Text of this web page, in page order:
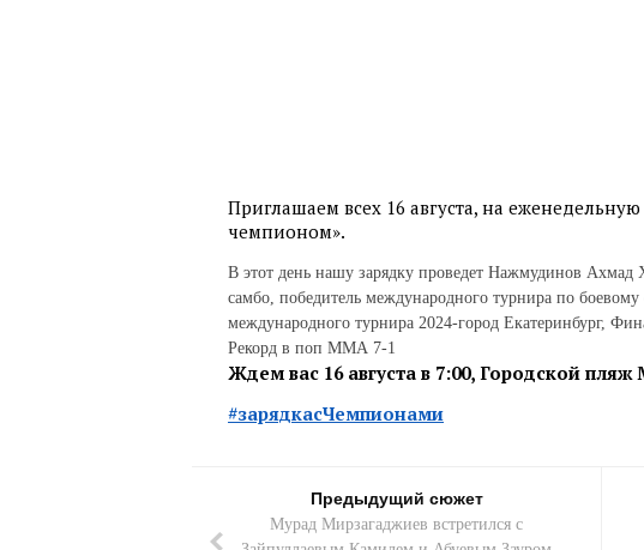
Приглашаем всех 16 августа, на
чемпионом».
В этот день нашу зарядку проведет Нажмудинов Ахмад
самбо, победитель международного турнира по
международного турнира 2024-город Екатеринбург,
Рекорд в поп ММА 7-1
Ждем вас 16 августа в 7:00, Городской
#зарядкасЧемпионами
Предыдущий сюжет
Мурад Мирзагаджиев встретился с